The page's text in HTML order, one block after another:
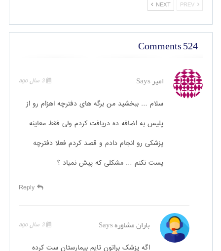
PREV
NEXT
524 Comments
امیرSays 3 سال ago
سلام … ببخشید من برگه های دفترچه اهزام رو از
پلیس به اضافه ده دریافت کردم ولی فقط معاینه
پزشکی رو انجام دادم و قصد کردم فعلا دفترچه
پست نکنم … مشکلی که پیش نمیاد ؟
Reply
باران مشاورهSays 3 سال ago
اگه پزشک براتون تایم بیمارستان ست کرده